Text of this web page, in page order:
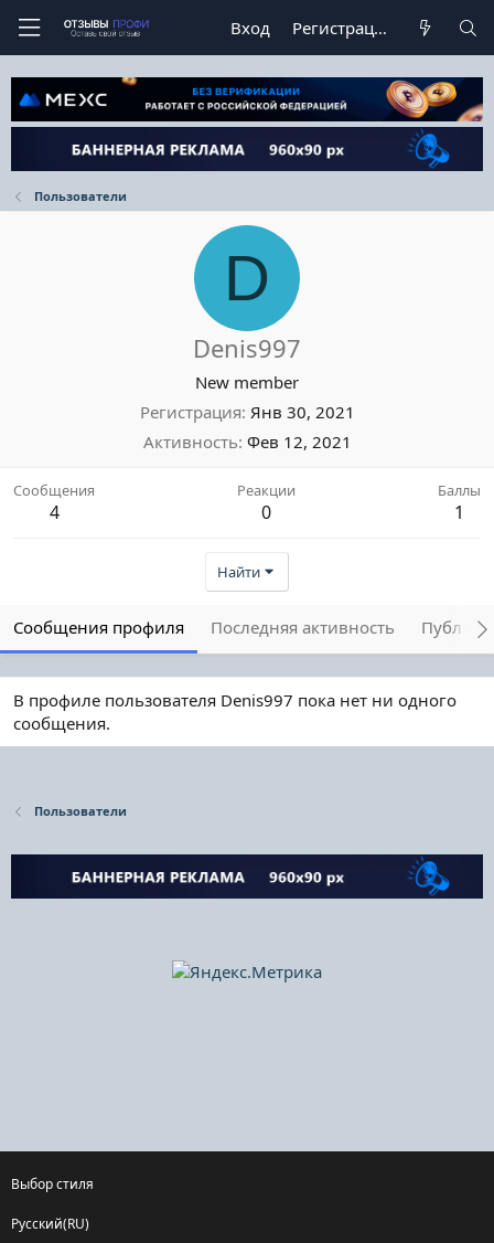
Вход Регистрация
Пользователи
D
Denis997
New member
Регистрация Янв 30, 2021
Активность Фев 12, 2021
Сообщения
4
Реакции
0
Баллы
1
Найти
Сообщения профиля Последняя активность
В профиле пользователя Denis997 пока нет ни одного
сообщения.
Пользователи
Выбор стиля
Русский(RU)